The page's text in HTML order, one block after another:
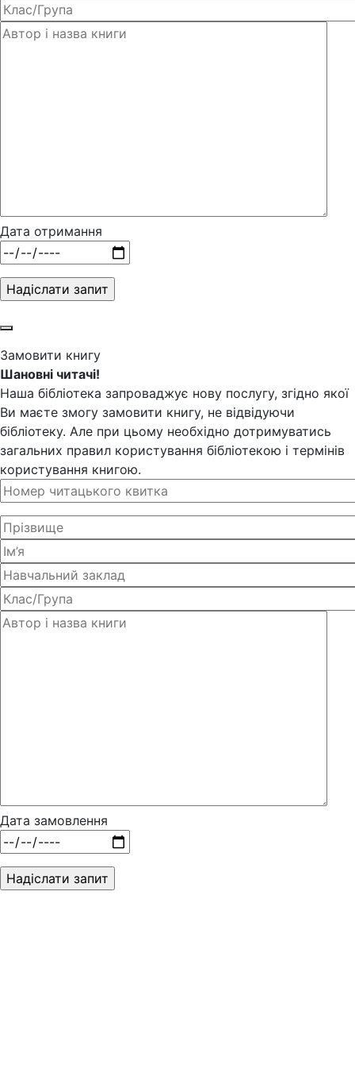
Дата отримання
Замовити книгу
Шановні читачі!
Наша бібліотека запроваджує нову послугу, згідно якої
Ви маєте змогу замовити книгу, не відвідуючи
бібліотеку. Але при цьому необхідно дотримуватись
загальних правил користування бібліотекою і термінів
користування книгою.
Дата замовлення